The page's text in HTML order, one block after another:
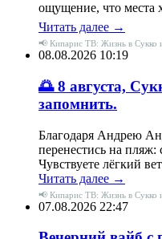
ощущение, что места
Читать далее →
📢 Кипарис ТВ: Жизнь в Сукко
08.08.2026 10:19
🌅 8 августа,
запомнить.
Благодаря Андрею
перенестись на
Чувствуете лёгкий
Читать далее →
📢 Кипарис ТВ: Жизнь в Сукко
07.08.2026 22:47